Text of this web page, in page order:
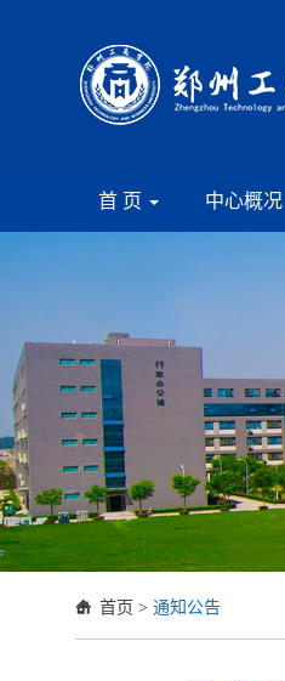
首 页 中心概况
首页 > 通知公告